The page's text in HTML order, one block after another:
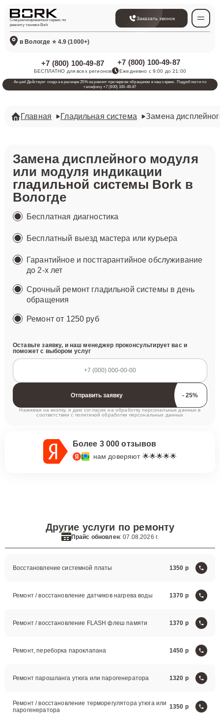
Специализированный сервис по
ремонту техники Bork
Заказать звонок
в Вологде ⭐ 4.9 (1000+)
+7 (800) 100-49-87
БЕСПЛАТНО для всех регионов
+7 (800) 100-49-87
Ежедневно с 9:00 до 21:00
Акция! Действует скидка в размере 25% на ремонт при первом обращении в наш сервис. Подробности по
телефону +7 (800) 100-49-87
Главная Гладильная система Замена
Замена дисплейного модуля
или модуля индикации
гладильной системы Borkв
Вологде
Бесплатная диагностика
Бесплатный выезд мастера или курьера
Гарантийное и постгарантийное обслуживание
до 2-х лет
Срочный ремонт гладильной системы в день
обращения
Ремонтот 1250 руб
Оставьте заявку, и наш менеджер проконсультирует вас и
поможет с выбором услуг
Отправить заявку
Нажимая на кнопку, я даю согласие на обработку персональных данных в
соответствии с политикой обработки персональных данных
Более 3 000 отзывов
нам доверяют 🌟🌟🌟🌟🌟
Другие услуги по ремонту
Прайс обновлен: 07.08.2026 г.
Восстановление системной платы 1350
Ремонт / восстановление датчиков нагрева воды 1370
Ремонт / восстановление FLASH флеш памяти 1370
Ремонт, переборка пароклапана 1450
Ремонт парошланга утюга или парогенератора 1320
Ремонт / восстановление терморегулятора утюга или
парогенератора
1350